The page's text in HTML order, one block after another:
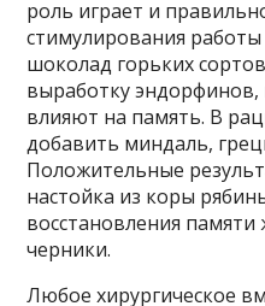
роль играет и
стимулирования
шоколад горьких
выработку
влияют на память. В
добавить миндаль,
Положительные
настойка из коры
восстановления
черники.
Любое хирургическое